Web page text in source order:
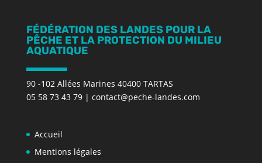
FÉDÉRATION DES LANDES POUR LA
PÊCHE ET LA PROTECTION DU MILIEU
AQUATIQUE
90 -102 Allées Marines 40400 TARTAS
05 58 73 43 79| contact@peche-landes.com
Accueil
Mentions légales